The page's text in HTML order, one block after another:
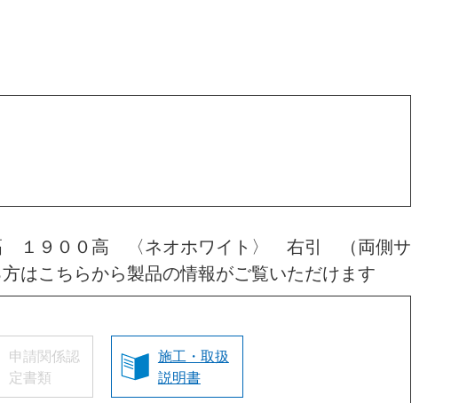
１９００高 〈ネオホワイト〉 右引 （両側サ
こちらから製品の情報がご覧いただけます
申請関係認
定書類
施工・取扱
説明書